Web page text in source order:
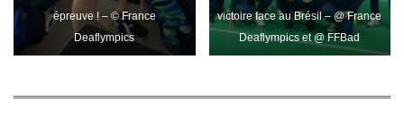
épreuve ! – © France
Deaflympics
victoire face au Brésil – @ France
Deaflympics et @ FFBad